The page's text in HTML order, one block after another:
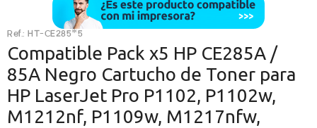
Continuar con Google
Continuar con PayPal
Ref.: HT-CE285*5
Compatible Pack x5 HP CE285A /
85A Negro Cartucho de Toner para
HP LaserJet Pro P1102, P1102w,
M1212nf, P1109w, M1217nfw,